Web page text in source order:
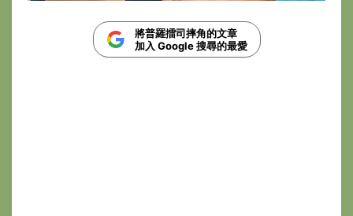
將普羅擂司摔角的文章
加入 Google 搜尋的最愛